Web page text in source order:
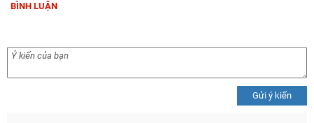
BÌNH LUẬN
Gửi ý kiến